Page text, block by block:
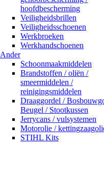
hoofdbescherming
Veiligheidsbrillen
Veiligheidsschoenen
Werkbroeken
Werkhandschoenen
Ander
Schoonmaakmiddelen
Brandstoffen / oliën /
smeermiddelen /
reinigingsmiddelen
Draaggordel /
Beugel / Stootkussen
Jerrycans / vulsystemen
Motorolie /
STIHL Kits